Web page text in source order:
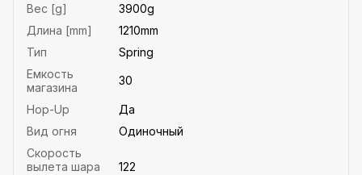
Вес [g]
3900g
Длина [mm]
1210mm
Тип
Spring
Емкость
магазина
30
Hop-Up
Да
Вид огня
Одиночный
Скорость
вылета шара
122